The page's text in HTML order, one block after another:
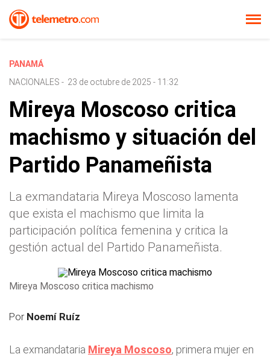
PANAMÁ
NACIONALES - 23 de octubre de 2025 - 11:32
Mireya Moscoso critica
machismo y situación del
Partido Panameñista
La exmandataria Mireya Moscoso lamenta
que exista el machismo que limita la
participación política femenina y critica la
gestión actual del Partido Panameñista.
Mireya Moscoso critica machismo
Por Noemí Ruíz
La exmandataria Mireya Moscoso, primera mujer en